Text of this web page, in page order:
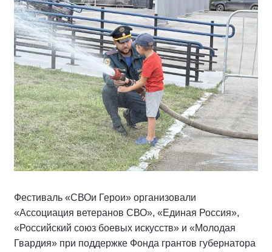
Фестиваль «СВОи Герои» организовали
«Ассоциация ветеранов СВО», «Единая Россия»,
«Российский союз боевых искусств» и «Молодая
Гвардия» при поддержке Фонда грантов губернатора